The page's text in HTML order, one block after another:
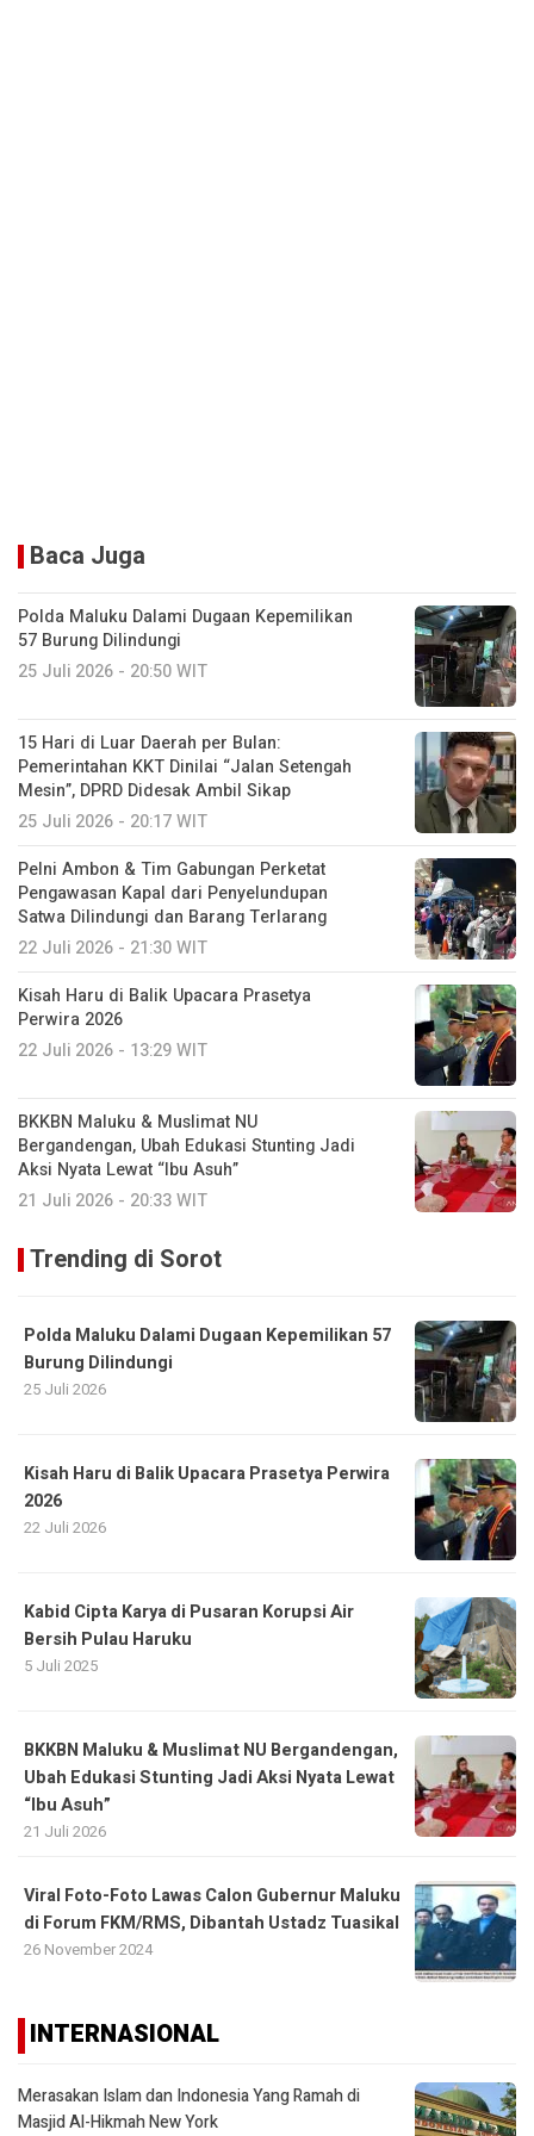
Baca Juga
Polda Maluku Dalami Dugaan Kepemilikan
57 Burung Dilindungi
25 Juli 2026 - 20:50 WIT
15 Hari di Luar Daerah per Bulan:
Pemerintahan KKT Dinilai “Jalan Setengah
Mesin”, DPRD Didesak Ambil Sikap
25 Juli 2026 - 20:17 WIT
Pelni Ambon & Tim Gabungan Perketat
Pengawasan Kapal dari Penyelundupan
Satwa Dilindungi dan Barang Terlarang
22 Juli 2026 - 21:30 WIT
Kisah Haru di Balik Upacara Prasetya
Perwira 2026
22 Juli 2026 - 13:29 WIT
BKKBN Maluku & Muslimat NU
Bergandengan, Ubah Edukasi Stunting Jadi
Aksi Nyata Lewat “Ibu Asuh”
21 Juli 2026 - 20:33 WIT
Trending di Sorot
Polda Maluku Dalami Dugaan Kepemilikan 57
Burung Dilindungi
25 Juli 2026
Kisah Haru di Balik Upacara Prasetya Perwira
2026
22 Juli 2026
Kabid Cipta Karya di Pusaran Korupsi Air
Bersih Pulau Haruku
5 Juli 2025
BKKBN Maluku & Muslimat NU Bergandengan,
Ubah Edukasi Stunting Jadi Aksi Nyata Lewat
“Ibu Asuh”
21 Juli 2026
Viral Foto-Foto Lawas Calon Gubernur Maluku
di Forum FKM/RMS, Dibantah Ustadz Tuasikal
26 November 2024
INTERNASIONAL
Merasakan Islam dan Indonesia Yang Ramah di
Masjid Al-Hikmah New York